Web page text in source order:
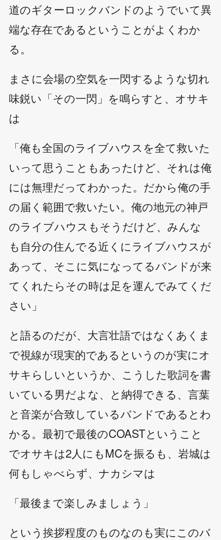
道のギターロックバンドのようでいて異
端な存在であるということがよくわか
る。
まさに会場の空気を一閃するような切れ
味鋭い「その一閃」を鳴らすと、オサキ
は
「俺も全国のライブハウスを全て救いた
いって思うこともあったけど、それは俺
には無理だってわかった。だから俺の手
の届く範囲で救いたい。俺の地元の神戸
のライブハウスもそうだけど、みんな
も自分の住んでる近くにライブハウスが
あって、そこに気になってるバンドが来
てくれたらその時は足を運んでみてくだ
さい」
と語るのだが、大言壮語ではなくあくま
で視線が現実的であるというのが実にオ
サキらしいというか、こうした歌詞を書
いている男だよな、と納得できる、言葉
と音楽が合致しているバンドであるとわ
かる。最初で最後のCOASTということ
でオサキは2人にもMCを振るも、岩城は
何もしゃべらず、ナカシマは
「最後まで楽しみましょう」
という挨拶程度のものなのも実にこのバ